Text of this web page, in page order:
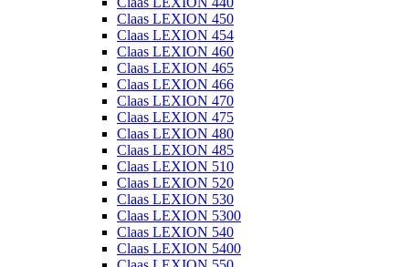
Claas LEXION 450
Claas LEXION 454
Claas LEXION 460
Claas LEXION 465
Claas LEXION 466
Claas LEXION 470
Claas LEXION 475
Claas LEXION 480
Claas LEXION 485
Claas LEXION 510
Claas LEXION 520
Claas LEXION 530
Claas LEXION 5300
Claas LEXION 540
Claas LEXION 5400